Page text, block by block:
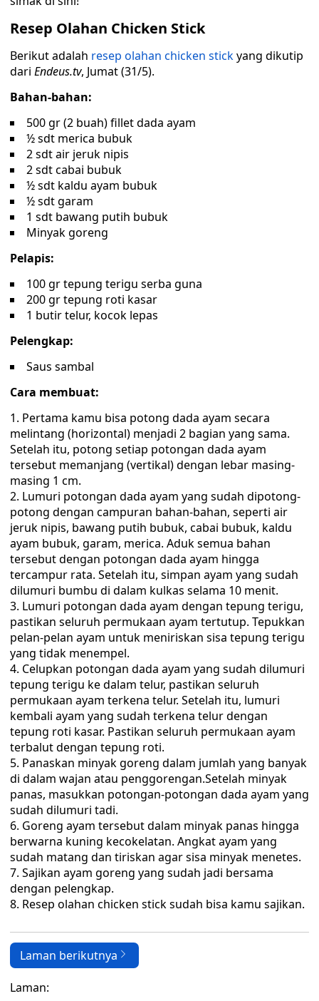
Resep Olahan Chicken Stick
Berikut adalah resep olahan chicken stickyang dikutip
dari Endeus.tv, Jumat (31/5).
Bahan-bahan:
500 gr (2 buah) fillet dada ayam
½ sdt merica bubuk
2 sdt air jeruk nipis
2 sdt cabai bubuk
½ sdt kaldu ayam bubuk
½ sdt garam
1 sdt bawang putih bubuk
Minyak goreng
Pelapis:
100 gr tepung terigu serba guna
200 gr tepung roti kasar
1 butir telur, kocok lepas
Pelengkap:
Saus sambal
Cara membuat:
Pertama kamu bisa potong dada ayam secara
melintang (horizontal) menjadi 2 bagian yang sama.
Setelah itu, potong setiap potongan dada ayam
tersebut memanjang (vertikal) dengan lebar masing-
masing 1 cm.
Lumuri potongan dada ayam yang sudah dipotong-
potong dengan campuran bahan-bahan, seperti air
jeruk nipis, bawang putih bubuk, cabai bubuk, kaldu
ayam bubuk, garam, merica. Aduk semua bahan
tersebut dengan potongan dada ayam hingga
tercampur rata. Setelah itu, simpan ayam yang sudah
dilumuri bumbu di dalam kulkas selama 10 menit.
Lumuri potongan dada ayam dengan tepung terigu,
pastikan seluruh permukaan ayam tertutup. Tepukkan
pelan-pelan ayam untuk meniriskan sisa tepung terigu
yang tidak menempel.
Celupkan potongan dada ayam yang sudah dilumuri
tepung terigu ke dalam telur, pastikan seluruh
permukaan ayam terkena telur. Setelah itu, lumuri
kembali ayam yang sudah terkena telur dengan
tepung roti kasar. Pastikan seluruh permukaan ayam
terbalut dengan tepung roti.
Panaskan minyak goreng dalam jumlah yang banyak
di dalam wajan atau penggorengan.Setelah minyak
panas, masukkan potongan-potongan dada ayam yang
sudah dilumuri tadi.
Goreng ayam tersebut dalam minyak panas hingga
berwarna kuning kecokelatan. Angkat ayam yang
sudah matang dan tiriskan agar sisa minyak menetes.
Sajikan ayam goreng yang sudah jadi bersama
dengan pelengkap.
Resep olahan chicken stick sudah bisa kamu sajikan.
Laman berikutnya
Laman: